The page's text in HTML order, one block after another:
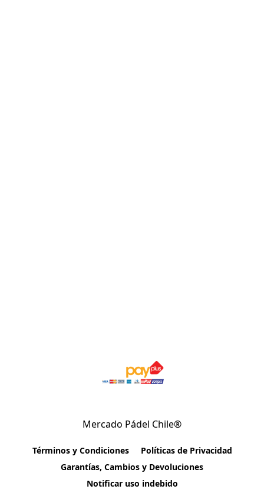
Mercado Pádel Chile®
Términos y Condiciones
Políticas de Privacidad
Garantías, Cambios y Devoluciones
Notificar uso indebido